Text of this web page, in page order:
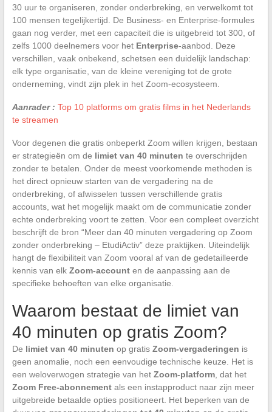
30 uur te organiseren, zonder onderbreking, en verwelkomt tot
100 mensen tegelijkertijd. De Business- en Enterprise-formules
gaan nog verder, met een capaciteit die is uitgebreid tot 300, of
zelfs 1000 deelnemers voor het Enterprise-aanbod. Deze
verschillen, vaak onbekend, schetsen een duidelijk landschap:
elk type organisatie, van de kleine vereniging tot de grote
onderneming, vindt zijn plek in het Zoom-ecosysteem.
Aanrader : Top 10 platforms om gratis films in het Nederlands
te streamen
Voor degenen die gratis onbeperkt Zoom willen krijgen, bestaan
er strategieën om de limiet van 40 minuten te overschrijden
zonder te betalen. Onder de meest voorkomende methoden is
het direct opnieuw starten van de vergadering na de
onderbreking, of afwisselen tussen verschillende gratis
accounts, wat het mogelijk maakt om de communicatie zonder
echte onderbreking voort te zetten. Voor een compleet overzicht
beschrijft de bron “Meer dan 40 minuten vergadering op Zoom
zonder onderbreking – EtudiActiv” deze praktijken. Uiteindelijk
hangt de flexibiliteit van Zoom vooral af van de gedetailleerde
kennis van elk Zoom-accounten de aanpassing aan de
specifieke behoeften van elke organisatie.
Waarom bestaat de limiet van
40 minuten op gratis Zoom?
De limiet van 40 minuten op gratis Zoom-vergaderingen is
geen anomalie, noch een eenvoudige technische keuze. Het is
een weloverwogen strategie van het Zoom-platform, dat het
Zoom Free-abonnementals een instapproduct naar zijn meer
uitgebreide betaalde opties positioneert. Het beperken van de